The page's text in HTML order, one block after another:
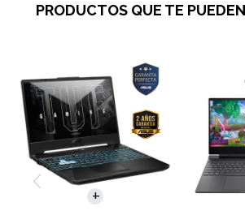
PRODUCTOS QUE TE
COMPARAR